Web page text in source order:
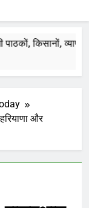
पर प्रदर्शित
किसानों, व्यापारियों…
और